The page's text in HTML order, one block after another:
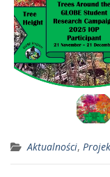
Aktualności,